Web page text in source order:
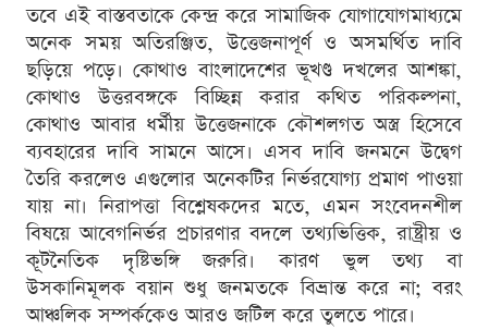
তবে এই বাস্তবতাকে কেন্দ্র করে সামাজিক যোগাযোগমাধ্যমে
অনেক সময় অতিরঞ্জিত, উত্তেজনাপূর্ণ ও অসমর্থিত দাবি
ছড়িয়ে পড়ে। কোথাও বাংলাদেশের ভূখণ্ড দখলের আশঙ্কা,
কোথাও উত্তরবঙ্গকে বিচ্ছিন্ন করার কথিত পরিকল্পনা,
কোথাও আবার ধর্মীয় উত্তেজনাকে কৌশলগত অস্ত্র হিসেবে
ব্যবহারের দাবি সামনে আসে। এসব দাবি জনমনে উদ্বেগ
তৈরি করলেও এগুলোর অনেকটির নির্ভরযোগ্য প্রমাণ পাওয়া
যায় না। নিরাপত্তা বিশ্লেষকদের মতে, এমন সংবেদনশীল
বিষয়ে আবেগনির্ভর প্রচারণার বদলে তথ্যভিত্তিক, রাষ্ট্রীয় ও
কূটনৈতিক দৃষ্টিভঙ্গি জরুরি। কারণ ভুল তথ্য বা
উসকানিমূলক বয়ান শুধু জনমতকে বিভ্রান্ত করে না; বরং
আঞ্চলিক সম্পর্ককেও আরও জটিল করে তুলতে পারে।